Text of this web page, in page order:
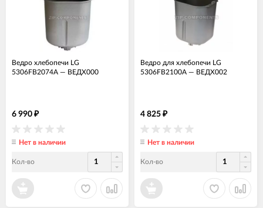
Ведро хлебопечи LG
5306FB2074A — ВЕДХ000
6 990 ₽
Нет в наличии
Кол-во
Ведро для хлебопечи LG
5306FB2100A — ВЕДХ002
4 825 ₽
Нет в наличии
Кол-во